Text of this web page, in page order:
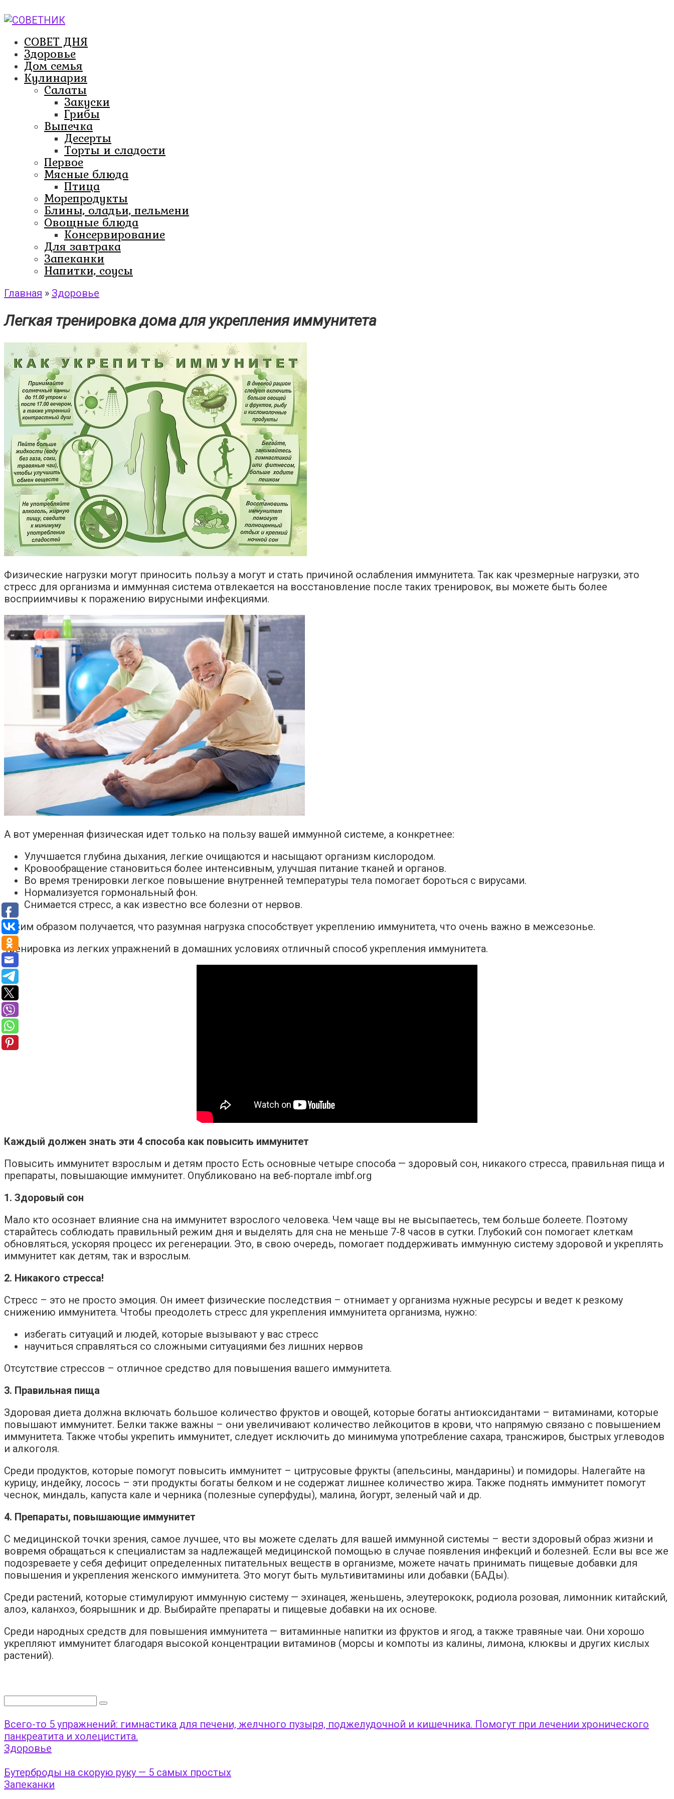
к
СОВЕТ ДНЯ
Здоровье
Дом семья
Кулинария
Салаты
Закуски
Грибы
Выпечка
Десерты
Торты и сладости
Первое
Мясные блюда
Птица
Морепродукты
Блины, оладьи, пельмени
Овощные блюда
Консервирование
Для завтрака
Запеканки
Напитки, соусы
Главная » Здоровье
Легкая тренировка дома для укрепления иммунитета
Физические нагрузки могут приносить пользу а могут и стать причиной ослабления иммунитета. Так как чрезмерные нагрузки, это
стресс для организма и иммунная система отвлекается на восстановление после таких тренировок, вы можете быть более
восприимчивы к поражению вирусными инфекциями.
А вот умеренная физическая идет только на пользу вашей иммунной системе, а конкретнее:
Улучшается глубина дыхания, легкие очищаются и насыщают организм кислородом.
Кровообращение становиться более интенсивным, улучшая питание тканей и органов.
Во время тренировки легкое повышение внутренней температуры тела помогает бороться с вирусами.
Нормализуется гормональный фон.
Снимается стресс, а как известно все болезни от нервов.
Таким образом получается, что разумная нагрузка способствует укреплению иммунитета, что очень важно в межсезонье.
Тренировка из легких упражнений в домашних условиях отличный способ укрепления иммунитета.
Каждый должен знать эти 4 способа как повысить иммунитет
Повысить иммунитет взрослым и детям просто Есть основные четыре способа — здоровый сон, никакого стресса, правильная пища и
препараты, повышающие иммунитет. Опубликовано на веб-портале imbf.org
1. Здоровый сон
Мало кто осознает влияние сна на иммунитет взрослого человека. Чем чаще вы не высыпаетесь, тем больше болеете. Поэтому
старайтесь соблюдать правильный режим дня и выделять для сна не меньше 7-8 часов в сутки. Глубокий сон помогает клеткам
обновляться, ускоряя процесс их регенерации. Это, в свою очередь, помогает поддерживать иммунную систему здоровой и укреплять
иммунитет как детям, так и взрослым.
2. Никакого стресса!
Стресс – это не просто эмоция. Он имеет физические последствия – отнимает у организма нужные ресурсы и ведет к резкому
снижению иммунитета. Чтобы преодолеть стресс для укрепления иммунитета организма, нужно:
избегать ситуаций и людей, которые вызывают у вас стресс
научиться справляться со сложными ситуациями без лишних нервов
Отсутствие стрессов – отличное средство для повышения вашего иммунитета.
3. Правильная пища
Здоровая диета должна включать большое количество фруктов и овощей, которые богаты антиоксидантами – витаминами, которые
повышают иммунитет. Белки также важны – они увеличивают количество лейкоцитов в крови, что напрямую связано с повышением
иммунитета. Также чтобы укрепить иммунитет, следует исключить до минимума употребление сахара, трансжиров, быстрых углеводов
и алкоголя.
Среди продуктов, которые помогут повысить иммунитет – цитрусовые фрукты (апельсины, мандарины) и помидоры. Налегайте на
курицу, индейку, лосось – эти продукты богаты белком и не содержат лишнее количество жира. Также поднять иммунитет помогут
чеснок, миндаль, капуста кале и черника (полезные суперфуды), малина, йогурт, зеленый чай и др.
4. Препараты, повышающие иммунитет
С медицинской точки зрения, самое лучшее, что вы можете сделать для вашей иммунной системы – вести здоровый образ жизни и
вовремя обращаться к специалистам за надлежащей медицинской помощью в случае появления инфекций и болезней. Если вы все же
подозреваете у себя дефицит определенных питательных веществ в организме, можете начать принимать пищевые добавки для
повышения и укрепления женского иммунитета. Это могут быть мультивитамины или добавки (БАДы).
Среди растений, которые стимулируют иммунную систему — эхинацея, женьшень, элеутерококк, родиола розовая, лимонник китайский,
алоэ, каланхоэ, боярышник и др. Выбирайте препараты и пищевые добавки на их основе.
Среди народных средств для повышения иммунитета — витаминные напитки из фруктов и ягод, а также травяные чаи. Они хорошо
укрепляют иммунитет благодаря высокой концентрации витаминов (морсы и компоты из калины, лимона, клюквы и других кислых
растений).
Поиск:
Всего-то 5 упражнений: гимнастика для печени, желчного пузыря, поджелудочной и кишечника. Помогут при лечении хронического
панкреатита и холецистита.
Здоровье
Бутерброды на скорую руку — 5 самых простых
Запеканки